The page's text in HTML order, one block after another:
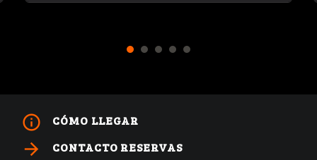
1 2 3 4 5
info_outline CÓMO LLEGAR
arrow_forward CONTACTO RESERVAS